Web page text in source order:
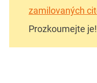
zamilovaných
Prozkoumejte je!